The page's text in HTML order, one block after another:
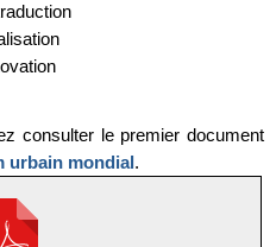
consulter le premier document
urbain mondial.